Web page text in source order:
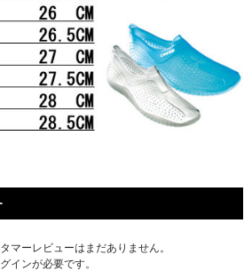
マーレビューはまだありません。
インが必要です。